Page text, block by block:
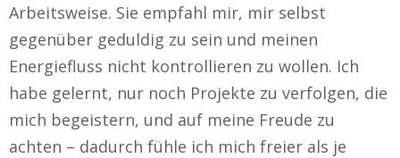
Arbeitsweise. Sie empfahl mir, mir selbst
gegenüber geduldig zu sein und meinen
Energiefluss nicht kontrollieren zu wollen. Ich
habe gelernt, nur noch Projekte zu verfolgen, die
mich begeistern, und auf meine Freude zu
achten – dadurch fühle ich mich freier als je